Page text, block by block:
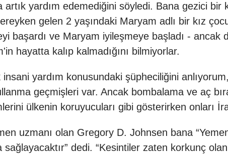
yardım edemediğini söyledi. Bana gezici bir
gelen 2 yaşındaki Maryam adlı bir kız
başardı ve Maryam iyileşmeye başladı - ancak
hayatta kalıp kalmadığını bilmiyorlar.
yardım konusundaki şüpheciliğini
geçmişleri var. Ancak bombalama ve aç
ülkenin koruyucuları gibi gösterirken onları
uzmanı olan Gregory D. Johnsen bana
dedi. “Kesintiler zaten korkunç